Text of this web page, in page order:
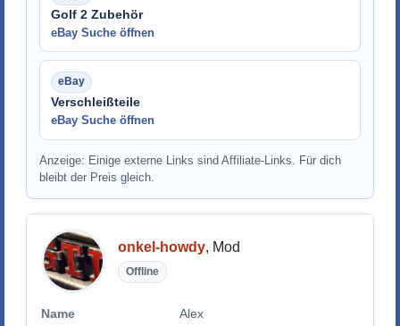
Golf 2 Zubehör
eBay Suche öffnen
Verschleißteile
eBay Suche öffnen
Anzeige: Einige externe Links sind Affiliate-Links. Für dich
bleibt der Preis gleich.
onkel-howdy, Mod
Offline
Name
Alex